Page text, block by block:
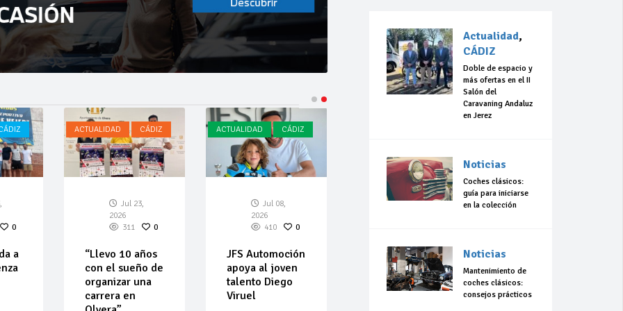
0
a
ACTUALIDAD CÁDIZ
Jul 23,
2026
311
0
“Llevo 10 años
con el sueño de
organizar una
carrera en
ACTUALIDAD CÁDIZ
Jul 08,
2026
410
0
JFS Automoción
apoya al joven
talento Diego
Viruel
Actualidad,
CÁDIZ
Doble de espacio y
más ofertas en el II
Salón del
Caravaning Andaluz
en Jerez
Noticias
Coches clásicos:
guía para iniciarse
en la colección
Noticias
Mantenimiento de
coches clásicos:
consejos prácticos